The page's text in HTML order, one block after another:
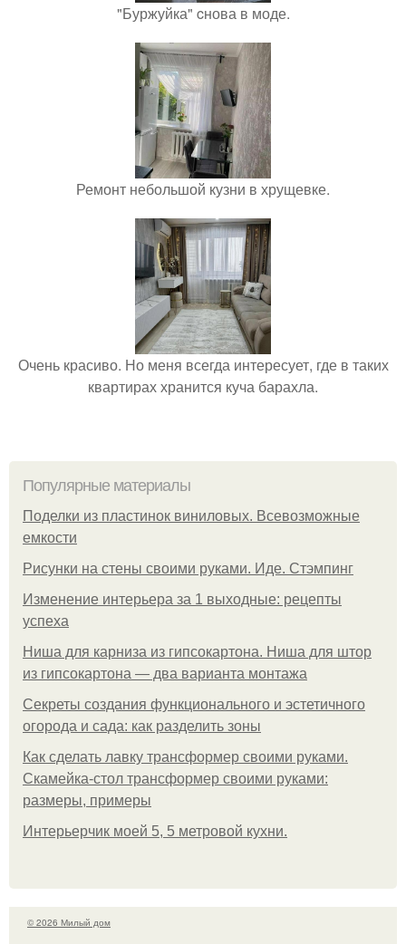
"Буржуйка" cнова в моде.
Ремонт небольшой кузни в хрущевке.
Очень красиво. Но меня всегда интересует, где в таких
квартирах хранится куча барахла.
Популярные материалы
Поделки из пластинок виниловых. Всевозможные
емкости
Рисунки на стены своими руками. Иде. Стэмпинг
Изменение интерьера за 1 выходные: рецепты
успеха
Ниша для карниза из гипсокартона. Ниша для штор
из гипсокартона — два варианта монтажа
Секреты создания функционального и эстетичного
огорода и сада: как разделить зоны
Как сделать лавку трансформер своими руками.
Скамейка-стол трансформер своими руками:
размеры, примеры
Интерьерчик моей 5, 5 метровой кухни.
© 2026 Милый дом